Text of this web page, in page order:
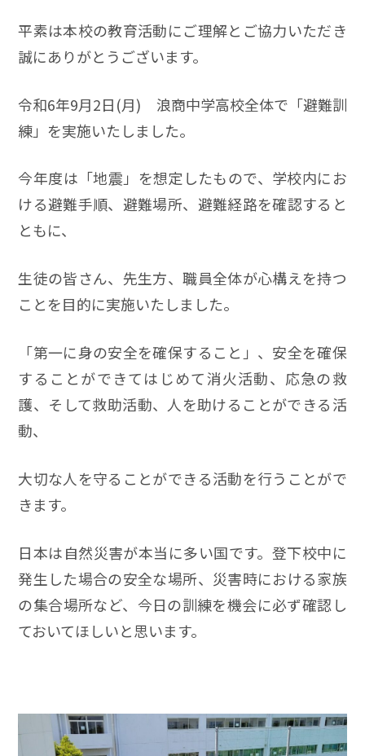
平素は本校の教育活動にご理解とご協力いただき
誠にありがとうございます。
令和6年9月2日(月) 浪商中学高校全体で「避難訓
練」を実施いたしました。
今年度は「地震」を想定したもので、学校内にお
ける避難手順、避難場所、避難経路を確認すると
ともに、
生徒の皆さん、先生方、職員全体が心構えを持つ
ことを目的に実施いたしました。
「第一に身の安全を確保すること」、安全を確保
することができてはじめて消火活動、応急の救
護、そして救助活動、人を助けることができる活
動、
大切な人を守ることができる活動を行うことがで
きます。
日本は自然災害が本当に多い国です。登下校中に
発生した場合の安全な場所、災害時における家族
の集合場所など、今日の訓練を機会に必ず確認し
ておいてほしいと思います。